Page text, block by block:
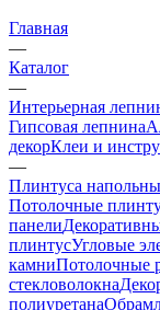
Главная
—
Каталог
—
Интерьерная
Гипсовая лепнина
декорКлеи и
—
Плинтуса
Потолочные
панели
плинтусУгловые
камниПотолочные
стекловолокна
полиуретана